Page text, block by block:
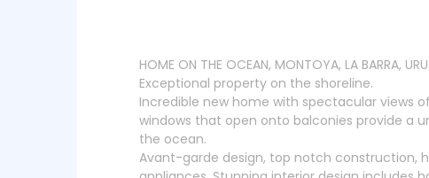
HOME ON THE OCEAN, MONTOYA, LA BARRA,
Exceptional property on the shoreline.
Incredible new home with spectacular views
windows that open onto balconies provide a
the ocean.
Avant-garde design, top notch construction,